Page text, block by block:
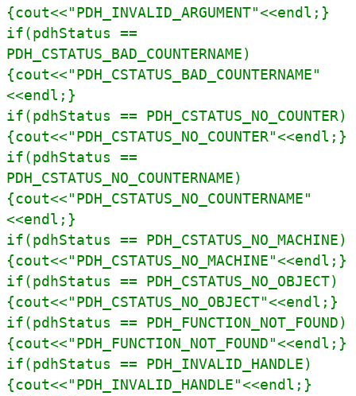
{cout<<"PDH_INVALID_ARGUMENT"<<endl;}
if(pdhStatus ==
PDH_CSTATUS_BAD_COUNTERNAME)
{cout<<"PDH_CSTATUS_BAD_COUNTERNAME"
<<endl;}
if(pdhStatus == PDH_CSTATUS_NO_COUNTER)
{cout<<"PDH_CSTATUS_NO_COUNTER"<<endl;}
if(pdhStatus ==
PDH_CSTATUS_NO_COUNTERNAME)
{cout<<"PDH_CSTATUS_NO_COUNTERNAME"
<<endl;}
if(pdhStatus == PDH_CSTATUS_NO_MACHINE)
{cout<<"PDH_CSTATUS_NO_MACHINE"<<endl;}
if(pdhStatus == PDH_CSTATUS_NO_OBJECT)
{cout<<"PDH_CSTATUS_NO_OBJECT"<<endl;}
if(pdhStatus == PDH_FUNCTION_NOT_FOUND)
{cout<<"PDH_FUNCTION_NOT_FOUND"<<endl;}
if(pdhStatus == PDH_INVALID_HANDLE)
{cout<<"PDH_INVALID_HANDLE"<<endl;}